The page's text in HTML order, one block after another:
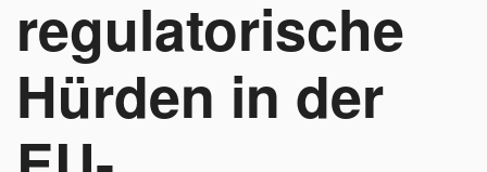
regulatorische
Hürden in der